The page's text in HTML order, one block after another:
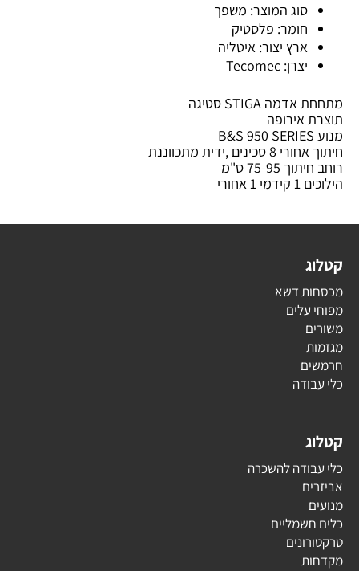
סוג המוצר: משפך
חומר: פלסטיק
ארץ יצור: איטליה
יצרן: Tecomec
מתחחת אדמה STIGA סטיגה
תוצרת אירופה
מנוע B&S 950 SERIES
חיתוך אחורי 8 סכינים ,ידית מתכווננת
רוחב חיתוך 75-95 ס"מ
הילוכים 1 קידמי 1 אחורי
קטלוג
מכסחות דשא
מפוחי עלים
משורים
מגזמות
חרמשים
כלי עבודה
קטלוג
כלי עבודה להשכרה
אביזרים
מנועים
כלים חשמליים
טרקטורונים
מקדחות